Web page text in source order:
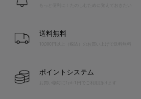
送料無料
10,000円以上（税込）のお買い上げで送料無料
ポイントシステム
お買い物毎に1pt=1円でご利用頂けます